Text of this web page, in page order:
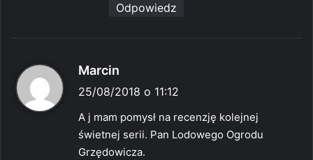
Odpowiedz
Marcin
i
e
25/08/2018 o 11:12
A j mam pomysł na recenzję kolejnej
świetnej serii. Pan Lodowego Ogrodu
Grzędowicza.